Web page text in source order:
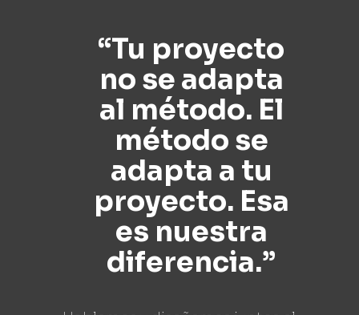
“Tu proyecto
no se adapta
al método. El
método se
adapta a tu
proyecto. Esa
es nuestra
diferencia.”